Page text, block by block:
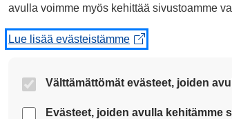
jäi eläkkeelle, hän alkoi kilpailla
avulla voimme myös kehittää sivustoamme
Lue lisää evästeistämme
Välttämättömät evästeet, joiden
Nämä evästeet ovat aina käytössä, jotta
Evästeet, joiden avulla kehitämme